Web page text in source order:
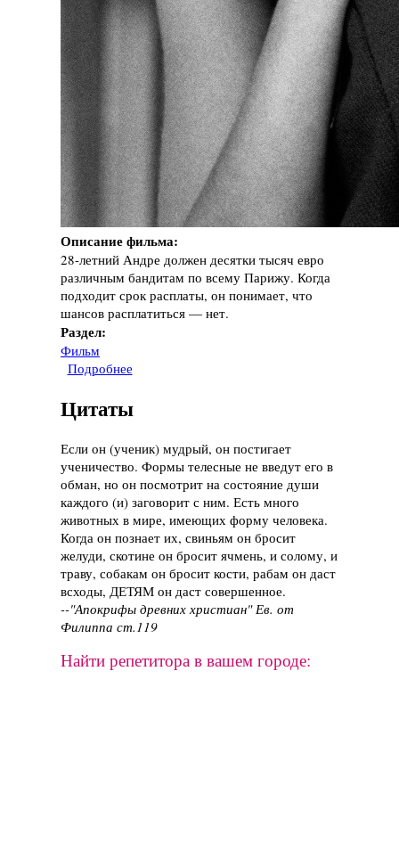
Описание фильма:
28-летний Андре должен десятки тысяч евро
различным бандитам по всему Парижу. Когда
подходит срок расплаты, он понимает, что
шансов расплатиться — нет.
Раздел:
Фильм
Подробнее
Цитаты
Если он (ученик) мудрый, он постигает
ученичество. Формы телесные не введут его в
обман, но он посмотрит на состояние души
каждого (и) заговорит с ним. Есть много
животных в мире, имеющих форму человека.
Когда он познает их, свиньям он бросит
желуди, скотине он бросит ячмень, и солому, и
траву, собакам он бросит кости, рабам он даст
всходы, ДЕТЯМ он даст совершенное.
--"Апокрифы древних христиан" Ев. от
Филиппа ст.119
Найти репетитора в вашем городе: